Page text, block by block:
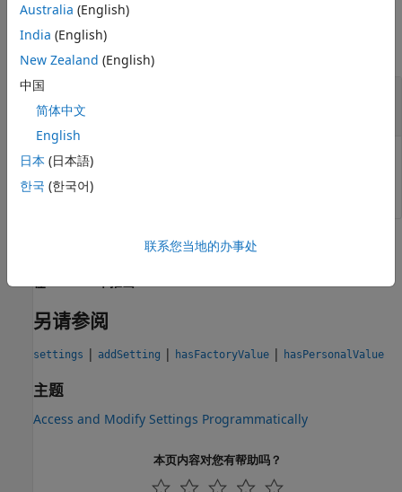
输入参数
全部折叠
Setting
设置，指定为
根设置组对象和所有可用设置。
版本历史记录
另请参阅
settings | addSetting | hasFactoryValue | hasPersonalValue
主题
Access and Modify Settings Programmatically
本页内容对您有帮助吗？
Australia (English)
India (English)
New Zealand (English)
中国
简体中文
English
日本 (日本語)
한국 (한국어)
联系您当地的办事处